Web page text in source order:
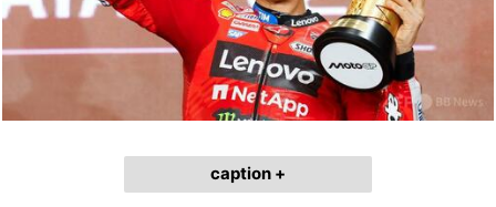
caption +